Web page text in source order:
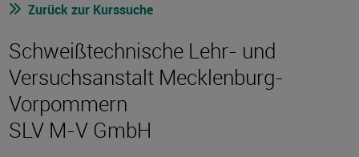
Zurück zur Kurssuche
Schweißtechnische Lehr- und
Versuchsanstalt Mecklenburg-
Vorpommern
SLV M-V GmbH